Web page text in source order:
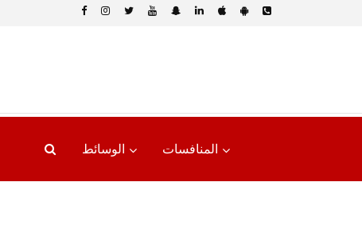
المنافسات الوسائط